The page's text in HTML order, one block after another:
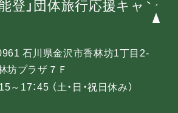
登」団体旅行応援キャン
石川県金沢市香林坊1丁目2-
プラザ７Ｆ
～17：45 （土・日・祝日休み）